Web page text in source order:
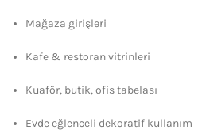
Mağaza girişleri
Kafe & restoran vitrinleri
Kuaför, butik, ofis tabelası
Evde eğlenceli dekoratif kullanım